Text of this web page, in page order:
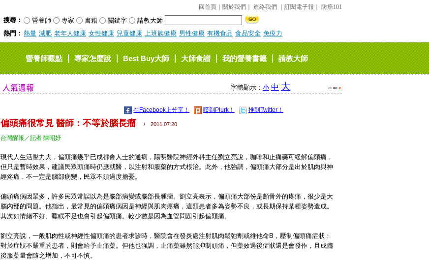
回首頁 關於我們 連絡我們 訂閱電子報 防癌101
搜尋： 營養師 專家 書籍 關鍵字
請教大師
熱門： 熱量 減肥 老年人健康 女性健康 兒童健康 上班族健康 男性健康 有機食品 食品安全 免疫力
營養師觀點｜專家怎麼說｜Best Buy大師｜大師食譜｜我的營養書籤｜請教大師
字體顯示： 小 中 大
在Facebook上分享！ 噗到Plurk！ 推到Twitter！
偏頭痛很常見 醫師：不等於腦長瘤 / 2011.07.20
台灣醒報／記者 陳昭妤
現代人生活壓力大，偏頭痛幾乎已成都會人士的通病，陽明醫院神經外科主任劉立亮說，咖啡和止痛藥可緩解偏頭痛，
但只是暫時效果，建議民眾頭痛時仍應就醫，以注射和服藥的方式根治。此外，他強調，偏頭痛大部分是出於肌肉與神
經疼痛，不一定是腦部病變，民眾不須過度擔憂。
偏頭痛病因眾多，許多民眾常誤以為是腦部病變或腦部長腫瘤。劉立亮表示，偏頭痛大部份是顱骨外的疼痛，很少是大
腦內部的問題。他指出，最常見的偏頭痛病因是神經與肌肉疼痛，這類患者多為姿勢不良，或長期保持某種姿勢造成。
其次如情緒不好、睡眠不足也會引起偏頭痛。較少數是因為血管問題引起偏頭痛。
劉立亮說，一般肌肉性或神經性偏頭痛的患者求診時，醫院會在發炎處注射肌肉鬆弛劑或維他命B，壓制偏頭痛症狀；
對於症狀不嚴重的患者，則會給予止痛藥。但他也強調，止痛藥雖然能抑制頭痛，但藥效過後症狀還是會發作，且成癮
後服藥量會隨之增加，不可不慎。